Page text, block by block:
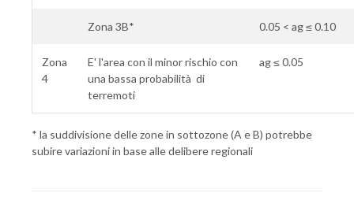
Zona 3B* 0.05 < ag ≤ 0.10
Zona
4
E' l'area con il minor rischio con
una bassa probabilità di
terremoti
ag ≤ 0.05
* la suddivisione delle zone in sottozone (A e B) potrebbe
subire variazioni in base alle delibere regionali